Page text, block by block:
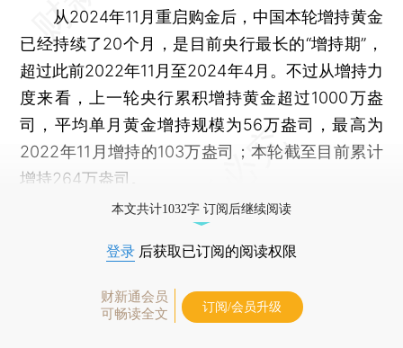
从2024年11月重启购金后，中国本轮增持黄金
已经持续了20个月，是目前央行最长的“增持期”，
超过此前2022年11月至2024年4月。不过从增持力
度来看，上一轮央行累积增持黄金超过1000万盎
司，平均单月黄金增持规模为56万盎司，最高为
2022年11月增持的103万盎司；本轮截至目前累计
增持264万盎司。
本文共计1032字 订阅后继续阅读
登录 后获取已订阅的阅读权限
财新通会员
可畅读全文
订阅/会员升级